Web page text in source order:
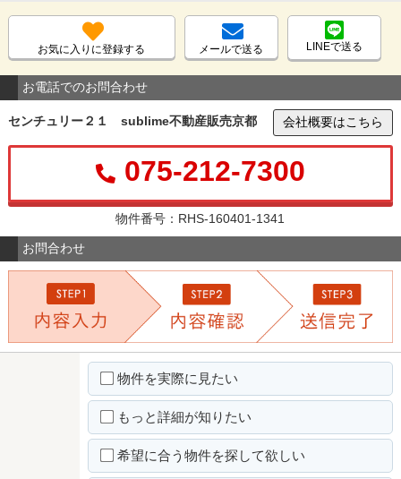
お気に入りに登録する メールで送る LINEで送る
お電話でのお問合わせ
センチュリー２１ sublime不動産販売京都 会社概要はこちら
075-212-7300
物件番号：RHS-160401-1341
お問合わせ
物件を実際に見たい
もっと詳細が知りたい
希望に合う物件を探して欲しい